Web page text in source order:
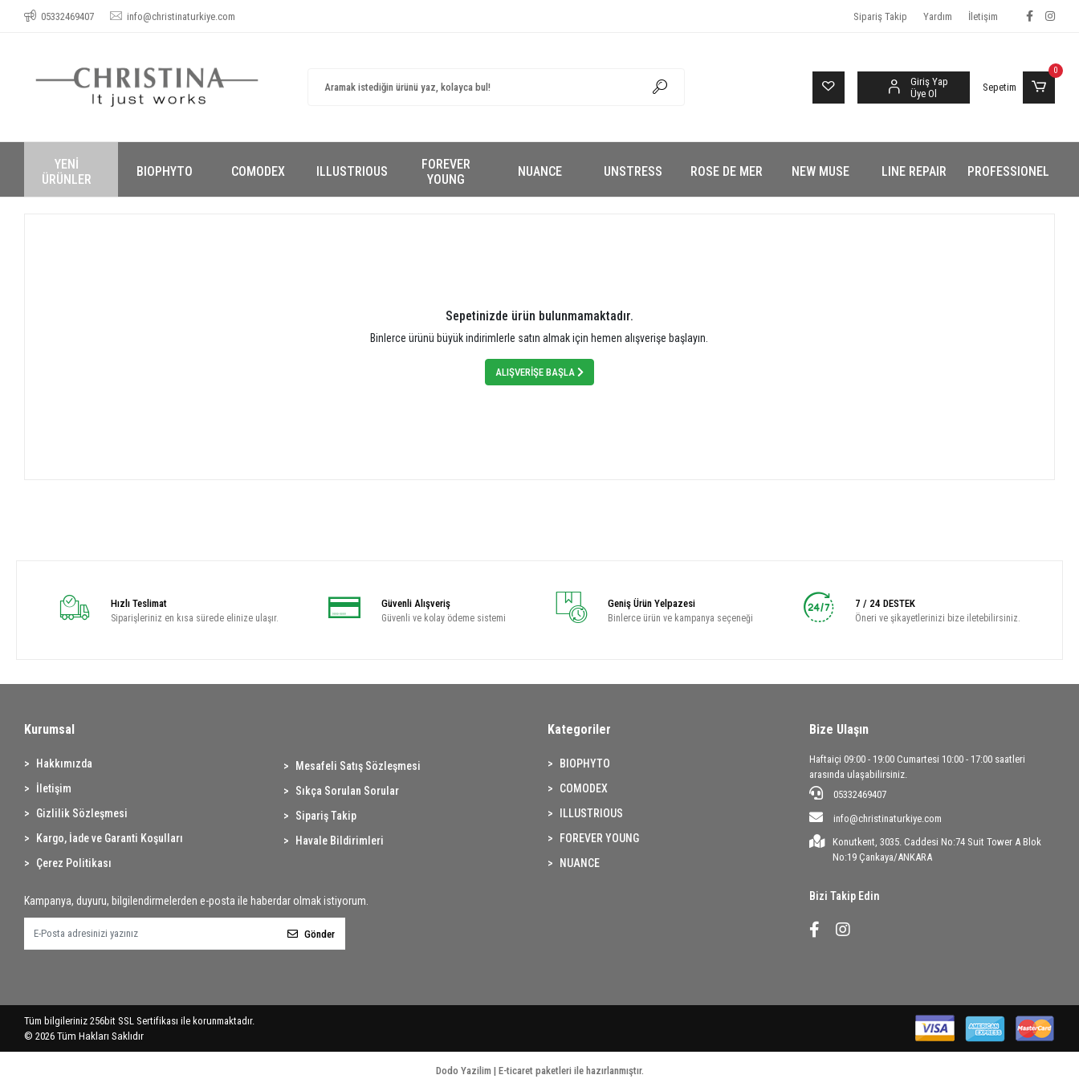
05332469407 info@christinaturkiye.com Sipariş Takip Yardım İletişim
Giriş Yap
Üye Ol
Sepetim
0
YENİ
ÜRÜNLER
BIOPHYTO COMODEX ILLUSTRIOUS
FOREVER
YOUNG
NUANCE UNSTRESS ROSE DE MER NEW MUSE LINE REPAIR PROFESSIONEL
Sepetinizde ürün bulunmamaktadır.
Binlerce ürünü büyük indirimlerle satın almak için hemen alışverişe başlayın.
ALIŞVERİŞE BAŞLA
Hızlı Teslimat
Siparişleriniz en kısa sürede elinize ulaşır.
Güvenli Alışveriş
Güvenli ve kolay ödeme sistemi
Geniş Ürün Yelpazesi
Binlerce ürün ve kampanya seçeneği
7 / 24 DESTEK
Öneri ve şikayetlerinizi bize iletebilirsiniz.
Kurumsal
Hakkımızda
İletişim
Gizlilik Sözleşmesi
Kargo, İade ve Garanti Koşulları
Çerez Politikası
Mesafeli Satış Sözleşmesi
Sıkça Sorulan Sorular
Sipariş Takip
Havale Bildirimleri
Kampanya, duyuru, bilgilendirmelerden e-posta ile haberdar olmak istiyorum.
Gönder
Kategoriler
BIOPHYTO
COMODEX
ILLUSTRIOUS
FOREVER YOUNG
NUANCE
Bize Ulaşın
Haftaiçi 09:00 - 19:00 Cumartesi 10:00 - 17:00 saatleri
arasında ulaşabilirsiniz.
05332469407
info@christinaturkiye.com
Konutkent, 3035. Caddesi No:74 Suit Tower A Blok
No:19 Çankaya/ANKARA
Bizi Takip Edin
Tüm bilgileriniz 256bit SSL Sertifikası ile korunmaktadır.
©2026Tüm Hakları Saklıdır
Dodo Yazilim | E-ticaret paketleri ile hazırlanmıştır.